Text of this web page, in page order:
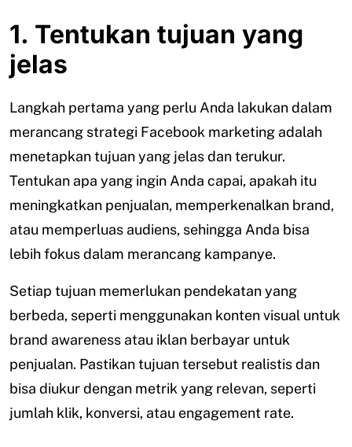
1. Tentukan tujuan yang
jelas
Langkah pertama yang perlu Anda lakukan dalam
merancang strategi Facebook marketing adalah
menetapkan tujuan yang jelas dan terukur.
Tentukan apa yang ingin Anda capai, apakah itu
meningkatkan penjualan, memperkenalkan brand,
atau memperluas audiens, sehingga Anda bisa
lebih fokus dalam merancang kampanye.
Setiap tujuan memerlukan pendekatan yang
berbeda, seperti menggunakan konten visual untuk
brand awareness atau iklan berbayar untuk
penjualan. Pastikan tujuan tersebut realistis dan
bisa diukur dengan metrik yang relevan, seperti
jumlah klik, konversi, atau engagement rate.